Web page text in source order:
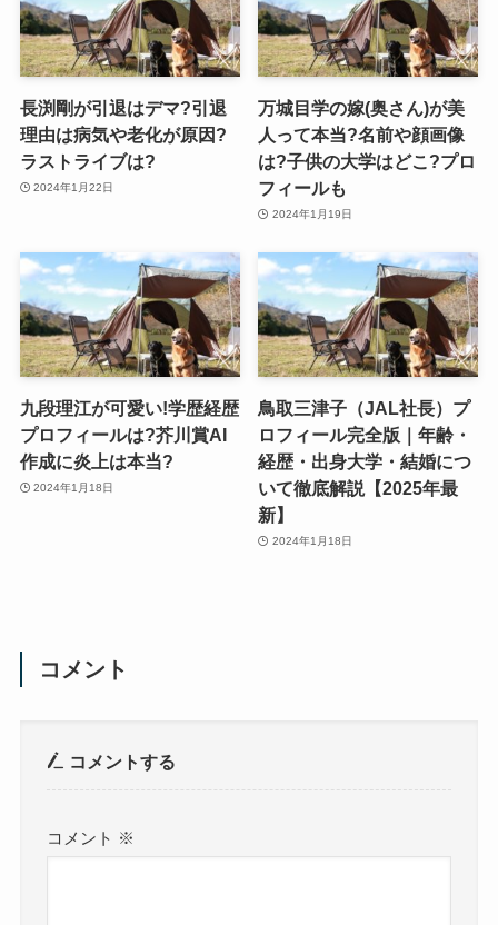
長渕剛が引退はデマ?引退
理由は病気や老化が原因?
ラストライブは?
2024年1月22日
万城目学の嫁(奥さん)が美
人って本当?名前や顔画像
は?子供の大学はどこ?プロ
フィールも
2024年1月19日
九段理江が可愛い!学歴経歴
プロフィールは?芥川賞AI
作成に炎上は本当?
2024年1月18日
鳥取三津子（JAL社長）プ
ロフィール完全版｜年齢・
経歴・出身大学・結婚につ
いて徹底解説【2025年最
新】
2024年1月18日
コメント
コメントする
コメント ※